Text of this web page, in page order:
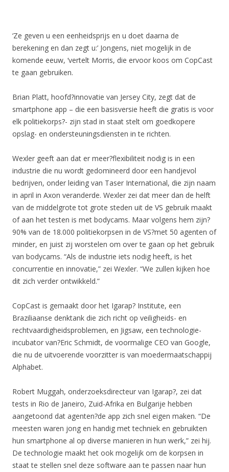
‘Ze geven u een eenheidsprijs en u doet daarna de
berekening en dan zegt u:’ Jongens, niet mogelijk in de
komende eeuw, ‘vertelt Morris, die ervoor koos om CopCast
te gaan gebruiken.
Brian Platt, hoofd?innovatie van Jersey City, zegt dat de
smartphone app – die een basisversie heeft die gratis is voor
elk politiekorps?- zijn stad in staat stelt om goedkopere
opslag- en ondersteuningsdiensten in te richten.
Wexler geeft aan dat er meer?flexibiliteit nodig is in een
industrie die nu wordt gedomineerd door een handjevol
bedrijven, onder leiding van Taser International, die zijn naam
in april in Axon veranderde. Wexler zei dat meer dan de helft
van de middelgrote tot grote steden uit de VS gebruik maakt
of aan het testen is met bodycams. Maar volgens hem zijn?
90% van de 18.000 politiekorpsen in de VS?met 50 agenten of
minder, en juist zij worstelen om over te gaan op het gebruik
van bodycams. “Als de industrie iets nodig heeft, is het
concurrentie en innovatie,” zei Wexler. “We zullen kijken hoe
dit zich verder ontwikkeld.”
CopCast is gemaakt door het Igarap? Institute, een
Braziliaanse denktank die zich richt op veiligheids- en
rechtvaardigheidsproblemen, en Jigsaw, een technologie-
incubator van?Eric Schmidt, de voormalige CEO van Google,
die nu de uitvoerende voorzitter is van moedermaatschappij
Alphabet.
Robert Muggah, onderzoeksdirecteur van Igarap?, zei dat
tests in Rio de Janeiro, Zuid-Afrika en Bulgarije hebben
aangetoond dat agenten?de app zich snel eigen maken. “De
meesten waren jong en handig met techniek en gebruikten
hun smartphone al op diverse manieren in hun werk,” zei hij.
De technologie maakt het ook mogelijk om de korpsen in
staat te stellen snel deze software aan te passen naar hun